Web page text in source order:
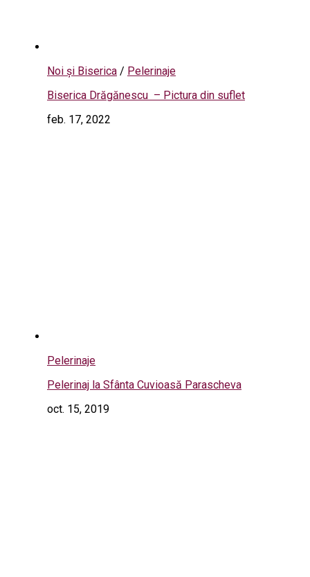
Noi și Biserica / Pelerinaje
Biserica Drăgănescu – Pictura din suflet
feb. 17, 2022
Pelerinaje
Pelerinaj la Sfânta Cuvioasă Parascheva
oct. 15, 2019